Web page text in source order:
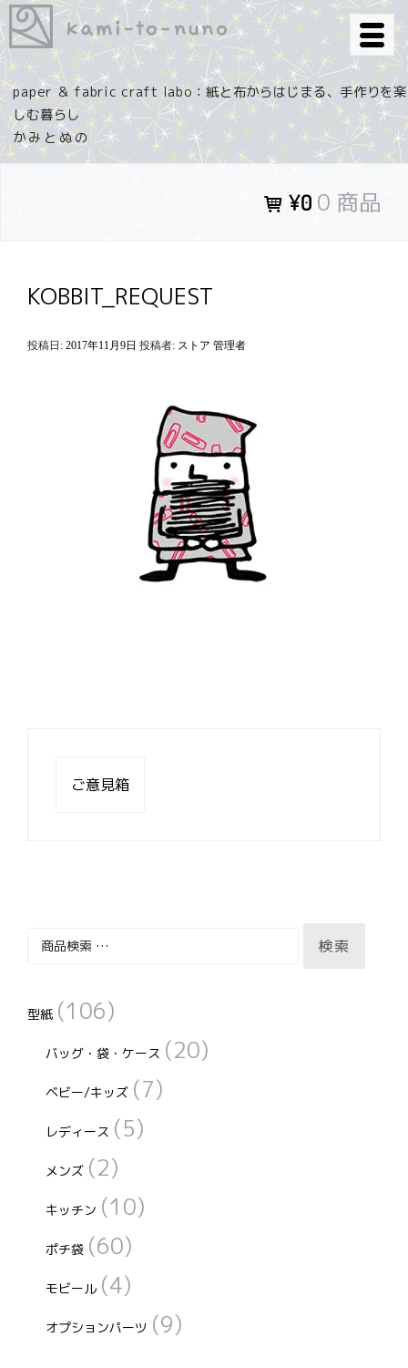
コ
ン
テ
ン
ツ
へ
ス
paper ＆ fabric craft labo：紙と布からはじまる、手作りを楽
しむ暮らし
¥0 0 商品
KOBBIT_REQUEST
投稿日: 2017年11月9日 投稿者: ストア 管理者
ご意見箱
象:
検索
型紙 (106)
バッグ・袋・ケース (20)
ベビー/キッズ (7)
レディース (5)
メンズ (2)
キッチン (10)
ポチ袋 (60)
モビール (4)
オプションパーツ (9)